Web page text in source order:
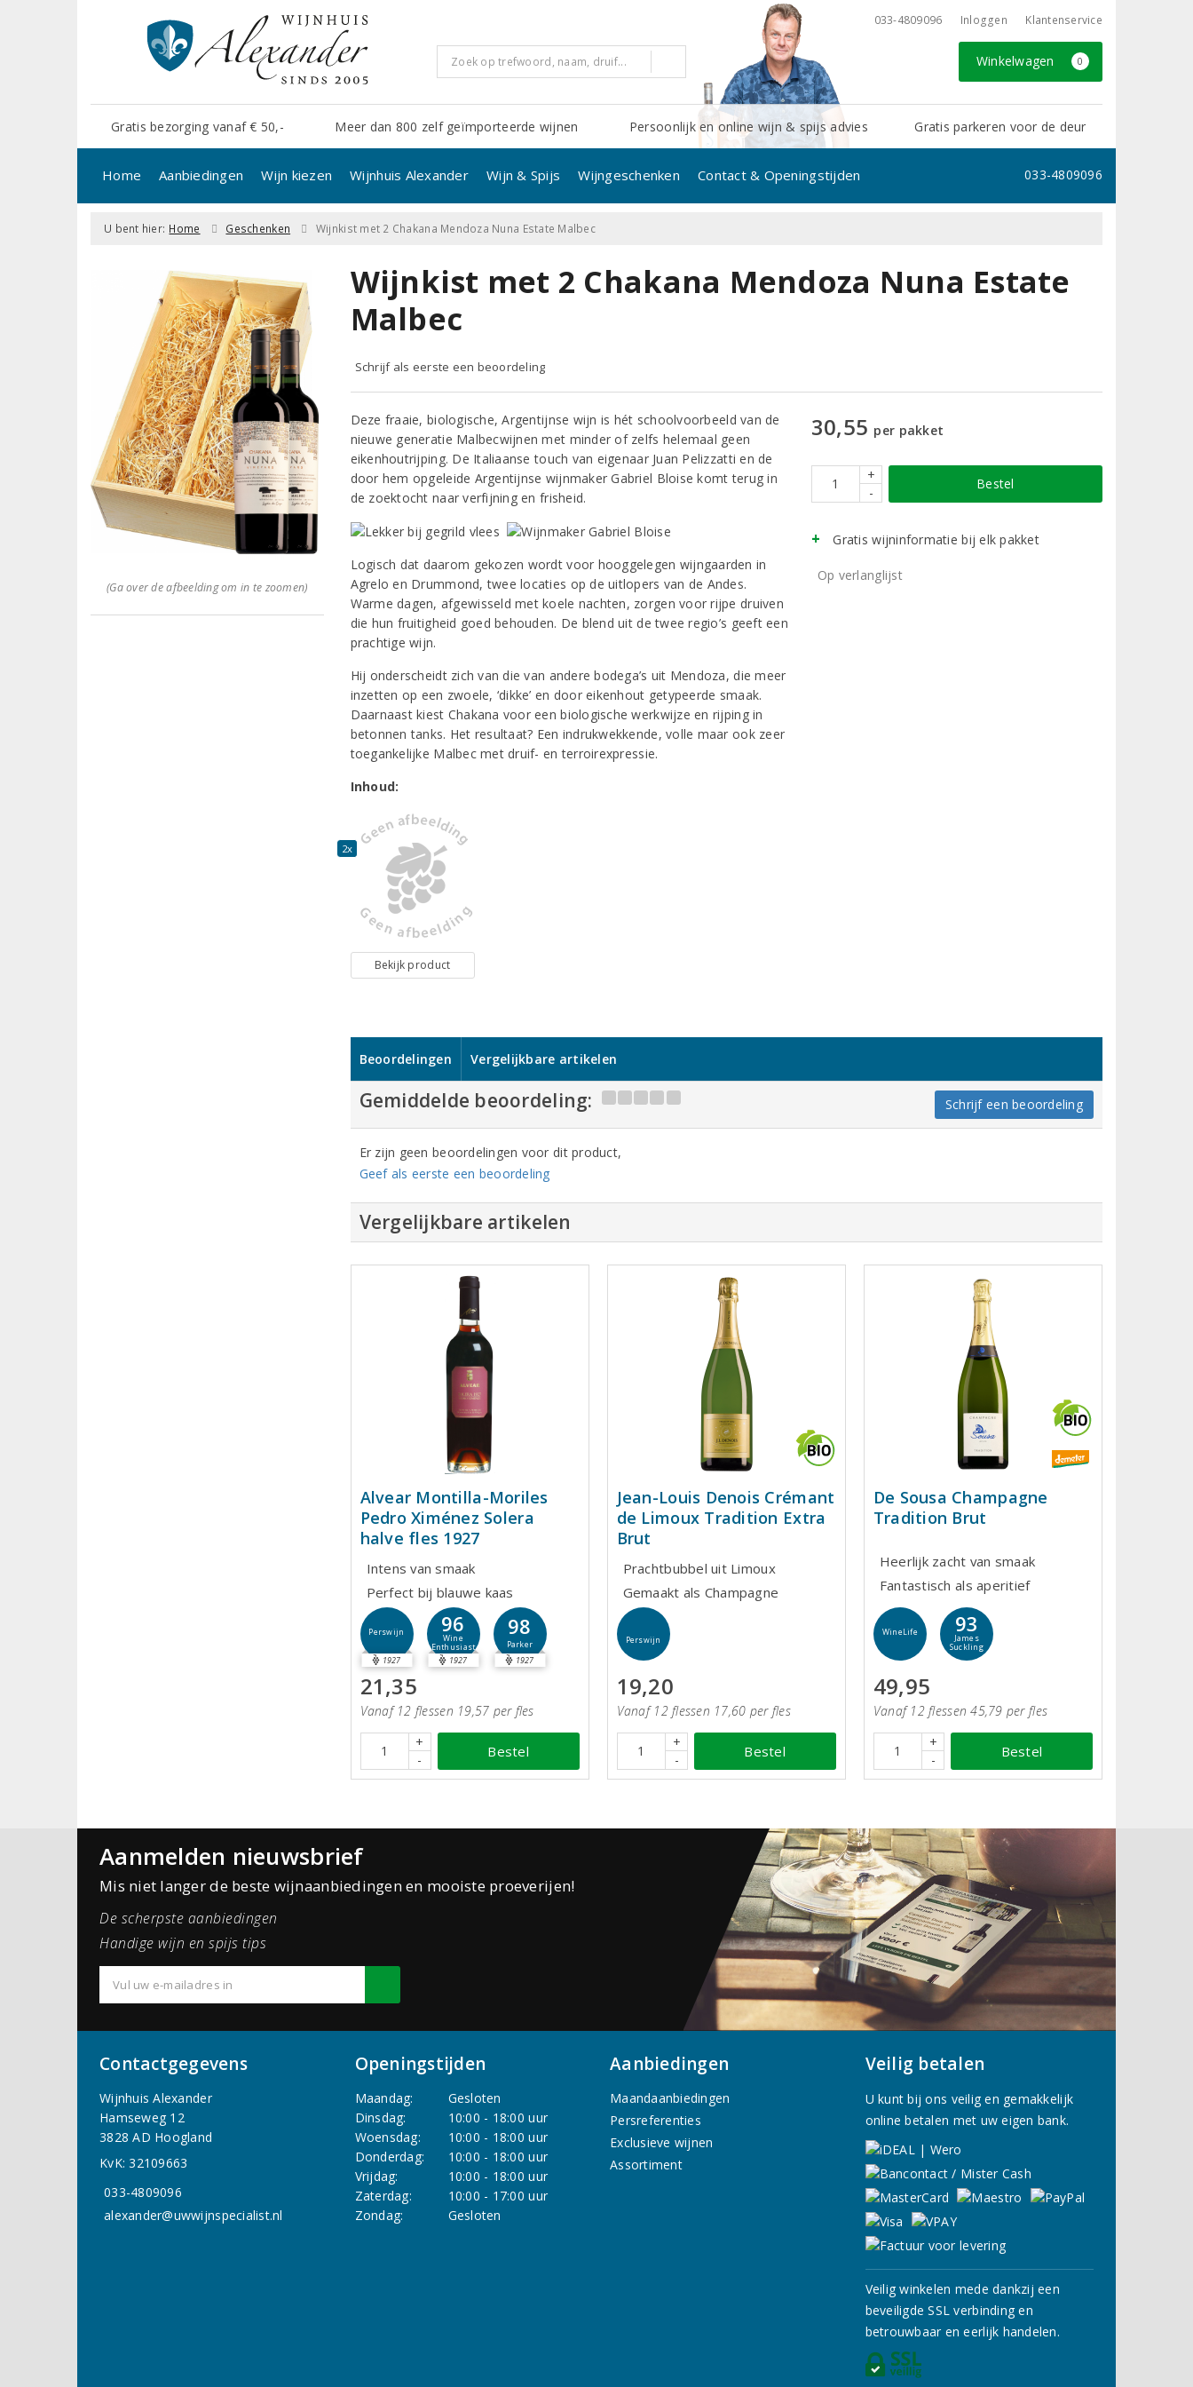
033-4809096 Inloggen Klantenservice
Winkelwagen 0
Gratis bezorging vanaf € 50,- Meer dan 800 zelf geïmporteerde wijnen Persoonlijk en online wijn & spijs advies Gratis parkeren voor de deur
Home Aanbiedingen Wijn kiezen Wijnhuis Alexander Wijn & Spijs Wijngeschenken Contact & Openingstijden 033-4809096
U bent hier: Home Geschenken Wijnkist met 2 Chakana Mendoza Nuna Estate Malbec
(Ga over de afbeelding om in te zoomen)
Wijnkist met 2 Chakana Mendoza Nuna Estate
Malbec
Schrijf als eerste een beoordeling
Deze fraaie, biologische, Argentijnse wijn is hét schoolvoorbeeld van de
nieuwe generatie Malbecwijnen met minder of zelfs helemaal geen
eikenhoutrijping. De Italiaanse touch van eigenaar Juan Pelizzatti en de
door hem opgeleide Argentijnse wijnmaker Gabriel Bloise komt terug in
de zoektocht naar verfijning en frisheid.
Logisch dat daarom gekozen wordt voor hooggelegen wijngaarden in
Agrelo en Drummond, twee locaties op de uitlopers van de Andes.
Warme dagen, afgewisseld met koele nachten, zorgen voor rijpe druiven
die hun fruitigheid goed behouden. De blend uit de twee regio’s geeft een
prachtige wijn.
Hij onderscheidt zich van die van andere bodega’s uit Mendoza, die meer
inzetten op een zwoele, ‘dikke’ en door eikenhout getypeerde smaak.
Daarnaast kiest Chakana voor een biologische werkwijze en rijping in
betonnen tanks. Het resultaat? Een indrukwekkende, volle maar ook zeer
toegankelijke Malbec met druif- en terroirexpressie.
Inhoud:
2x
Bekijk product
30,55 per pakket
+
-
Bestel
Gratis wijninformatie bij elk pakket
Op verlanglijst
Beoordelingen Vergelijkbare artikelen
Gemiddelde beoordeling: Schrijf een beoordeling
Er zijn geen beoordelingen voor dit product,
Geef als eerste een beoordeling
Vergelijkbare artikelen
Alvear Montilla-Moriles
Pedro Ximénez Solera
halve fles 1927
Intens van smaak
Perfect bij blauwe kaas
Perswijn
1927
96
Wine
Enthusiast
1927
98
Parker
1927
21,35
Vanaf 12 flessen 19,57 per fles
+
-
Bestel
Jean-Louis Denois Crémant
de Limoux Tradition Extra
Brut
Prachtbubbel uit Limoux
Gemaakt als Champagne
Perswijn
19,20
Vanaf 12 flessen 17,60 per fles
+
-
Bestel
De Sousa Champagne
Tradition Brut
Heerlijk zacht van smaak
Fantastisch als aperitief
WineLife 93
James
Suckling
49,95
Vanaf 12 flessen 45,79 per fles
+
-
Bestel
Aanmelden nieuwsbrief
Mis niet langer de beste wijnaanbiedingen en mooiste proeverijen!
De scherpste aanbiedingen
Handige wijn en spijs tips
Contactgegevens
Wijnhuis Alexander
Hamseweg 12
3828 AD Hoogland
KvK: 32109663
033-4809096
alexander@uwwijnspecialist.nl
Openingstijden
Maandag:
Gesloten
Dinsdag:
10:00 - 18:00 uur
Woensdag:
10:00 - 18:00 uur
Donderdag:
10:00 - 18:00 uur
Vrijdag:
10:00 - 18:00 uur
Zaterdag:
10:00 - 17:00 uur
Zondag:
Gesloten
Aanbiedingen
Maandaanbiedingen
Persreferenties
Exclusieve wijnen
Assortiment
Veilig betalen
U kunt bij ons veilig en gemakkelijk
online betalen met uw eigen bank.
Veilig winkelen mede dankzij een
beveiligde SSL verbinding en
betrouwbaar en eerlijk handelen.